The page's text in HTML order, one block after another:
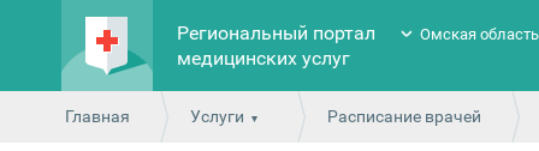
Региональный портал
медицинских услуг
Омская область
Главная Услуги Расписание врачей